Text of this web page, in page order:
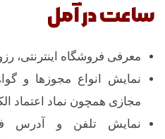
آ
م
ل
ساعت در آمل
معرفی فروشگاه اینترنتی،
نمایش انواع مجوزها و
مجازی همچون نماد اعتماد
نمایش تلفن و آدرس